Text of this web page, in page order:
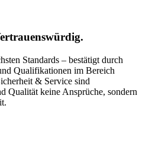
Standards – bestätigt durch
Qualifikationen im Bereich
& Service sind
Qualität keine Ansprüche, sondern